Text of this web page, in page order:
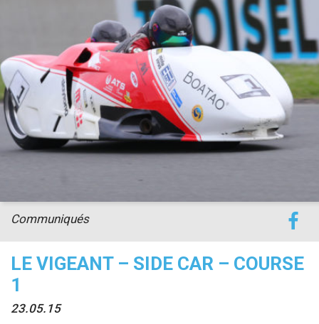
accéder à la billetterie
LE VIGEANT – SIDE CAR – COURSE
1
23.05.15
Communiqués